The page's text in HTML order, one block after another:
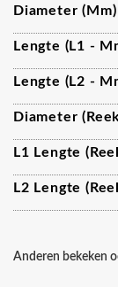
Diameter (mm)
Lengte (L1 -
Lengte (L2 -
Diameter
L1 Lengte
L2 Lengte
Anderen bekeken